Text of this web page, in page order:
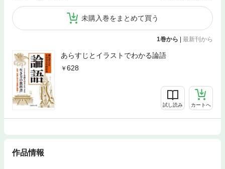
未購入巻をまとめて買う
1巻から | 最新刊から
あらすじとイラストでわかる論語
628
試し読み カートへ
作品情報